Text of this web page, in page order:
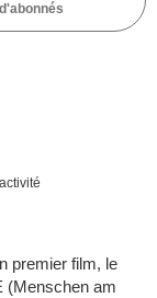
d'abonnés
premier film, le
am